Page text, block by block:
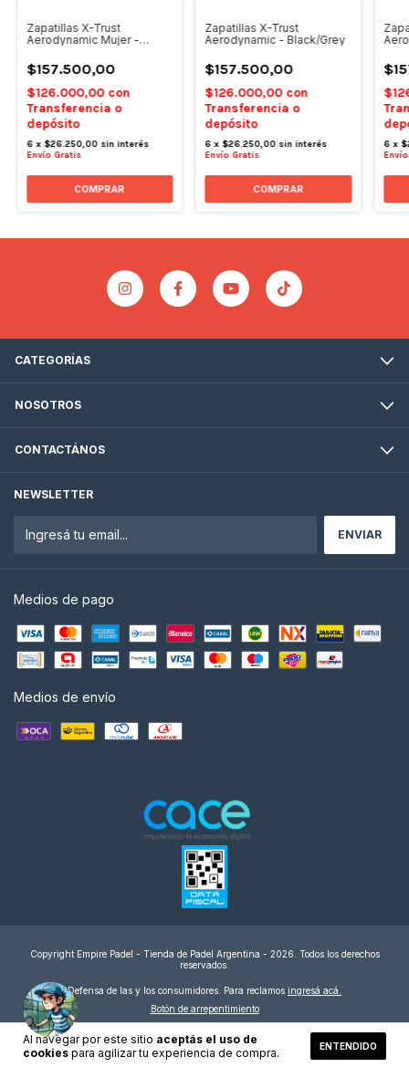
Al navegar por este sitio aceptás el uso de
cookies para agilizar tu experiencia de compra. ENTENDIDO
Zapatillas X-Trust
Aerodynamic Mujer -
$157.500,00
$126.000,00 con
Transferencia o
depósito
6 x $26.250,00 sin interés
Envío Gratis
COMPRAR
Zapatillas X-Trust
Aerodynamic - Black/Grey
$157.500,00
$126.000,00 con
Transferencia o
depósito
6 x$26.250,00 sin interés
Envío Gratis
COMPRAR
6 x
CATEGORÍAS
NOSOTROS
CONTACTÁNOS
NEWSLETTER
Medios de pago
Medios de envío
Copyright Empire Padel - Tienda de Padel Argentina - 2026. Todos los derechos
reservados.
Defensa de las y los consumidores. Para reclamos ingresá acá.
Botón de arrepentimiento